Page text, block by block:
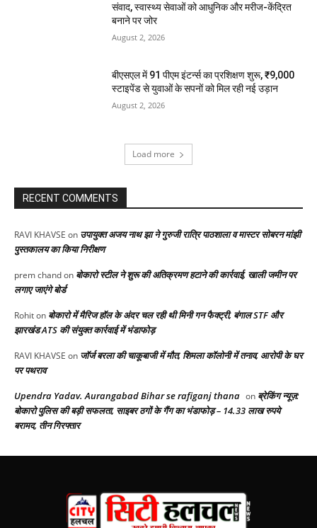
संवाद, स्वास्थ्य सेवाओं को आधुनिक और मरीज-केंद्रित
बनाने पर जोर
August 2, 2026
बीएसएल में 91 पीएम इंटर्न्स का प्रशिक्षण शुरू, ₹9,000
स्टाइपेंड से युवाओं के सपनों को मिल रही नई उड़ान
August 2, 2026
Load more
RECENT COMMENTS
RAVI KHAVSE on उपायुक्त अजय नाथ झा ने गुरुजी रात्रि पाठशाला व मास्टर सोबरन मांझी
पुस्तकालय का किया निरीक्षण
prem chandon बोकारो स्टील ने शुरू की अतिक्रमण हटाने की कार्रवाई, खाली जमीन पर
लगाए जाएंगे बोर्ड
Rohiton बोकारो में मैरिज हॉल के अंदर चल रही थी मिनी गन फैक्ट्री, बंगाल STF और
झारखंड ATS की संयुक्त कार्रवाई में भंडाफोड़
RAVI KHAVSE on जॉर्ज बरला की चाकूबाजी में मौत, शिमला कॉलोनी में तनाव, आरोपी के घर
पर पथराव
Upendra Yadav. Aurangabad Bihar se rafiganj thana on ब्रेकिंग न्यूज़:
बोकारो पुलिस की बड़ी सफलता, साइबर ठगों के गैंग का भंडाफोड़ – 14.33 लाख रुपये
बरामद, तीन गिरफ्तार